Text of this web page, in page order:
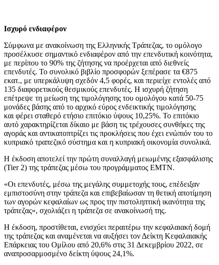
Ισχυρό ενδιαφέρον
Σύμφωνα με ανακοίνωση της Ελληνικής Τράπεζας, το ομόλογο
προσέλκυσε σημαντικό ενδιαφέρον από την επενδυτική κοινότητα,
με περίπου το 90% της ζήτησης να προέρχεται από διεθνείς
επενδυτές. Το συνολικό βιβλίο προσφορών ξεπέρασε τα €875
εκατ., με υπερκάλυψη σχεδόν 4,5 φορές, και περιείχε εντολές από
135 διαφορετικούς θεσμικούς επενδυτές. Η ισχυρή ζήτηση
επέτρεψε τη μείωση της τιμολόγησης του ομολόγου κατά 50-75
μονάδες βάσης από το αρχικό εύρος ενδεικτικής τιμολόγησης
και φέρει σταθερό ετήσιο επιτόκιο ύψους 10,25%. Το επιτόκιο
αυτό χαρακτηρίζεται δίκαιο με βάση τις τρέχουσες συνθήκες της
αγοράς και αντικατοπτρίζει τις προκλήσεις που έχει ενώπιόν του το
κυπριακό τραπεζικό σύστημα και η κυπριακή οικονομία συνολικά.
Η έκδοση αποτελεί την πρώτη συναλλαγή μειωμένης εξασφάλισης
(Tier 2) της τράπεζας μέσω του προγράμματος EMTN.
«Οι επενδυτές, μέσω της μεγάλης συμμετοχής τους, επέδειξαν
εμπιστοσύνη στην τράπεζα και επιβεβαίωσαν τη θετική αποτίμηση
των αγορών κεφαλαίων ως προς την πιστοληπτική ικανότητα της
τράπεζας», σχολιάζει η τράπεζα σε ανακοίνωσή της.
Η έκδοση, προστίθεται, ενισχύει περαιτέρω την κεφαλαιακή δομή
της τράπεζας και αναμένεται να αυξήσει τον Δείκτη Κεφαλαιακής
Επάρκειας του Ομίλου από 20,6% στις 31 Δεκεμβρίου 2022, σε
αναπροσαρμοσμένο δείκτη ύψους 24,1%.